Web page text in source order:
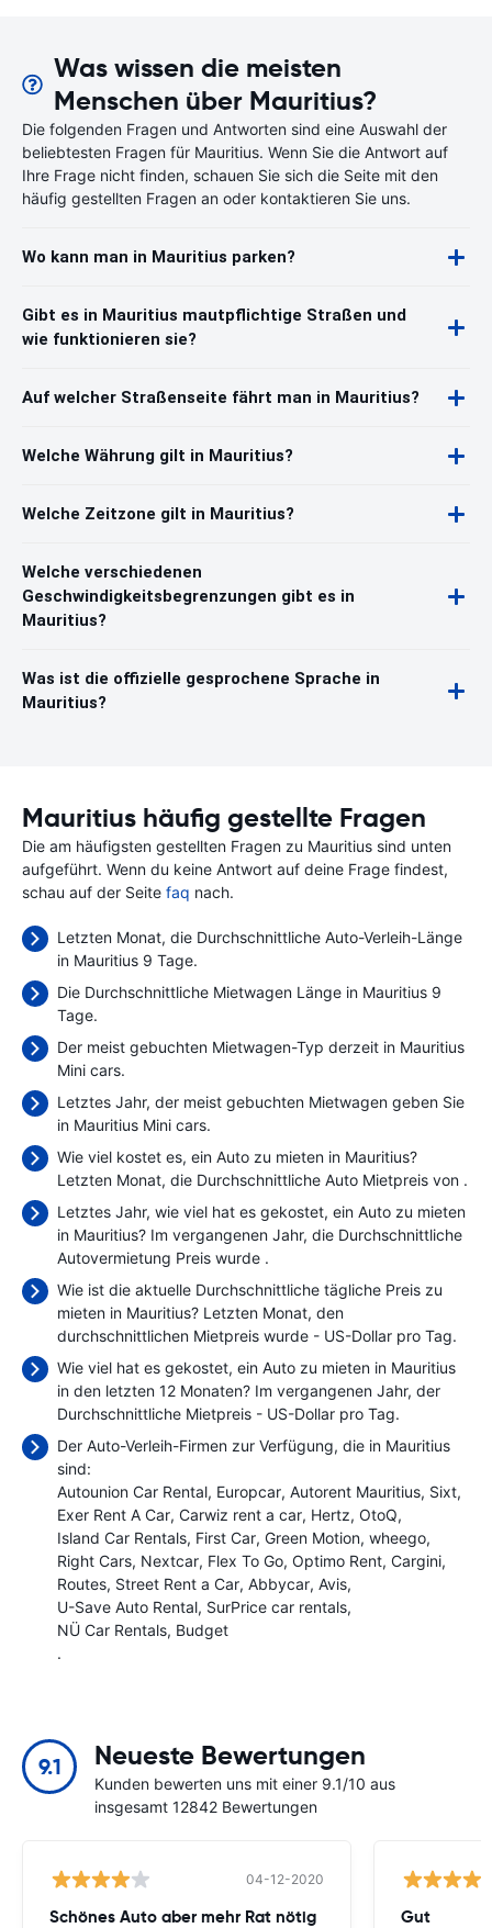
Was wissen die meisten
Menschen über Mauritius?
Die folgenden Fragen und Antworten sind eine Auswahl der
beliebtesten Fragen für Mauritius. Wenn Sie die Antwort auf
Ihre Frage nicht finden, schauen Sie sich die Seite mit den
häufig gestellten Fragen an oder kontaktieren Sie uns.
Wo kann man in Mauritius parken?
Gibt es in Mauritius mautpflichtige Straßen und
wie funktionieren sie?
Auf welcher Straßenseite fährt man in Mauritius?
Welche Währung gilt in Mauritius?
Welche Zeitzone gilt in Mauritius?
Welche verschiedenen
Geschwindigkeitsbegrenzungen gibt es in
Mauritius?
Was ist die offizielle gesprochene Sprache in
Mauritius?
Mauritius häufig gestellte Fragen
Die am häufigsten gestellten Fragen zu Mauritius sind unten
aufgeführt. Wenn du keine Antwort auf deine Frage findest,
schau auf der Seite faq nach.
Letzten Monat, die Durchschnittliche Auto-Verleih-Länge
in Mauritius 9 Tage.
Die Durchschnittliche Mietwagen Länge in Mauritius 9
Tage.
Der meist gebuchten Mietwagen-Typ derzeit in Mauritius
Mini cars.
Letztes Jahr, der meist gebuchten Mietwagen geben Sie
in Mauritius Mini cars.
Wie viel kostet es, ein Auto zu mieten in Mauritius?
Letzten Monat, die Durchschnittliche Auto Mietpreis von .
Letztes Jahr, wie viel hat es gekostet, ein Auto zu mieten
in Mauritius? Im vergangenen Jahr, die Durchschnittliche
Autovermietung Preis wurde .
Wie ist die aktuelle Durchschnittliche tägliche Preis zu
mieten in Mauritius? Letzten Monat, den
durchschnittlichen Mietpreis wurde - US-Dollar pro Tag.
Wie viel hat es gekostet, ein Auto zu mieten in Mauritius
in den letzten 12 Monaten? Im vergangenen Jahr, der
Durchschnittliche Mietpreis - US-Dollar pro Tag.
Der Auto-Verleih-Firmen zur Verfügung, die in Mauritius
sind:
Autounion Car Rental Europcar Autorent Mauritius Sixt
Exer Rent A Car Carwiz rent a car Hertz OtoQ
Island Car Rentals First Car Green Motion wheego
Right Cars Nextcar Flex To Go Optimo Rent Cargini
Routes Street Rent a Car Abbycar Avis
U-Save Auto Rental SurPrice car rentals
NÜ Car Rentals Budget
.
9.1 Neueste Bewertungen
Kunden bewerten uns mit einer 9.1/10 aus
insgesamt 12842 Bewertungen
04-12-2020
Schönes Auto aber mehr Rat nötig Gut